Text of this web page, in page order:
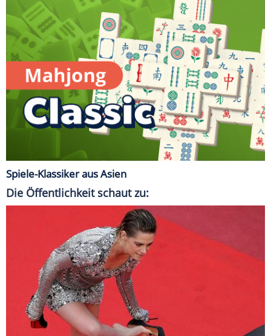
Spiele-Klassiker aus Asien
Die Öffentlichkeit schaut zu: